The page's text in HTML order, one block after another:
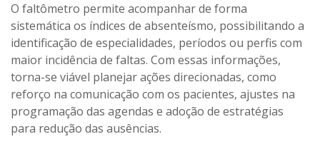
O faltômetro permite acompanhar de forma
sistemática os índices de absenteísmo, possibilitando a
identificação de especialidades, períodos ou perfis com
maior incidência de faltas. Com essas informações,
torna-se viável planejar ações direcionadas, como
reforço na comunicação com os pacientes, ajustes na
programação das agendas e adoção de estratégias
para redução das ausências.